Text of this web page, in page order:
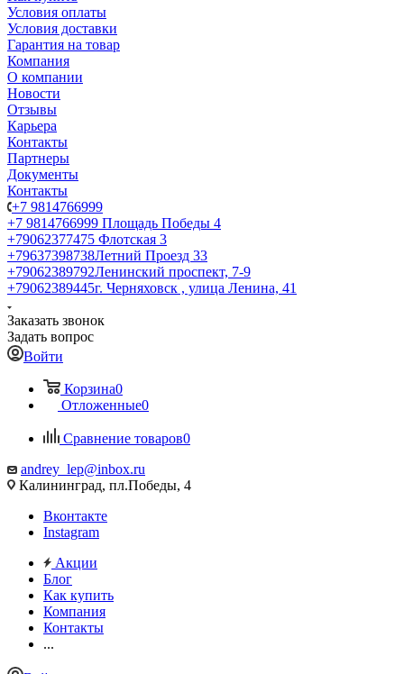
Условия оплаты
Условия доставки
Гарантия на товар
Компания
О компании
Новости
Отзывы
Карьера
Контакты
Партнеры
Документы
Контакты
+7 9814766999
+7 9814766999 Площадь Победы 4
+79062377475 Флотская 3
+79637398738Летний Проезд 33
+79062389792Ленинский проспект, 7-9
+79062389445г. Черняховск , улица Ленина, 41
Заказать звонок
Задать вопрос
Войти
Корзина0
Отложенные0
Сравнение товаров0
andrey_lep@inbox.ru
Калининград, пл.Победы, 4
Вконтакте
Instagram
Акции
Блог
Как купить
Компания
Контакты
...